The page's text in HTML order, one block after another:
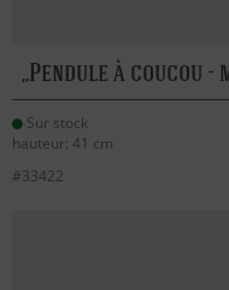
Pendule à coucou -
Sur stock
hauteur: 41 cm
#33422